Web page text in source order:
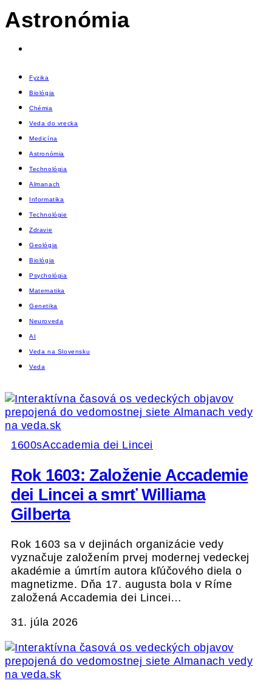
Astronómia
Fyzika
Biológia
Chémia
Veda do vrecka
Medicína
Astronómia
Technológia
Almanach
Informatika
Technológie
Zdravie
Geológia
Biológia
Psychológia
Matematika
Genetika
Neuroveda
AI
Veda na Slovensku
Veda
1600sAccademia dei Lincei
Rok 1603: Založenie Accademie
dei Lincei a smrť Williama
Gilberta
Rok 1603 sa v dejinách organizácie vedy
vyznačuje založením prvej modernej vedeckej
akadémie a úmrtím autora kľúčového diela o
magnetizme. Dňa 17. augusta bola v Ríme
založená Accademia dei Lincei…
31. júla 2026